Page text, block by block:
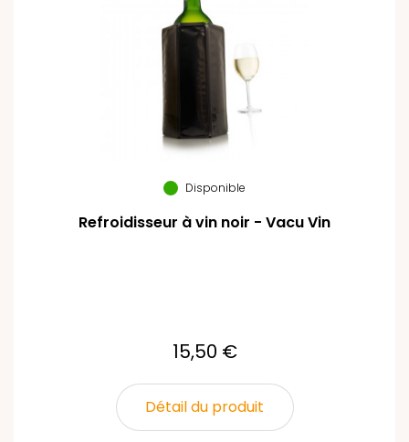
Disponible
Refroidisseur à vin noir - Vacu Vin
15,50 €
Détail du produit